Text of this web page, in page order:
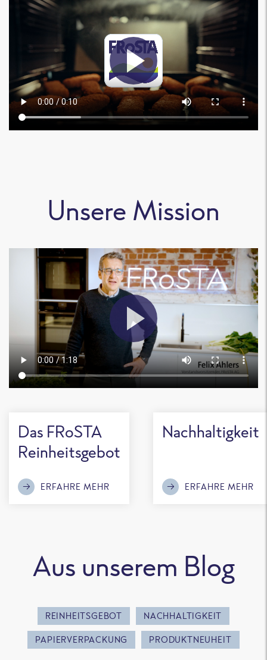
Unsere Mission
Das FRoSTA
Reinheitsgebot
ERFAHRE MEHR
Nachhaltigkeit
ERFAHRE MEHR
Aus unserem Blog
REINHEITSGEBOT NACHHALTIGKEIT
PAPIERVERPACKUNG PRODUKTNEUHEIT